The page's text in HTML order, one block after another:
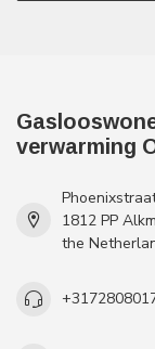
verwarming
1812 PP
the